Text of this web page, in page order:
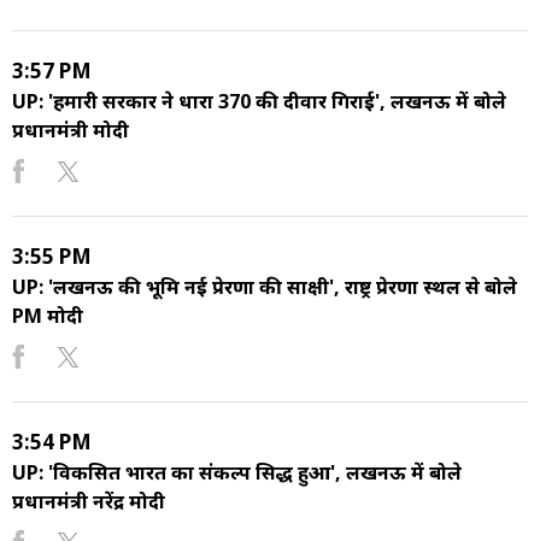
3:57 PM
UP: 'हमारी सरकार ने धारा 370 की दीवार गिराई', लखनऊ में बोले
प्रधानमंत्री मोदी
3:55 PM
UP: 'लखनऊ की भूमि नई प्रेरणा की साक्षी', राष्ट्र प्रेरणा स्थल से बोले
PM मोदी
3:54 PM
UP: 'विकसित भारत का संकल्प सिद्ध हुआ', लखनऊ में बोले
प्रधानमंत्री नरेंद्र मोदी